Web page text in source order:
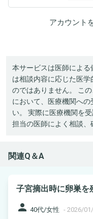
アカウント
本サービスは医師によ
は相談内容に応じた医
のではありません。 こ
において、医療機関へ
い。 実際に医療機関を
担当の医師によく相談、
関連Q＆A
子宮摘出時に卵巣を
person 40代/女性 - 2026/